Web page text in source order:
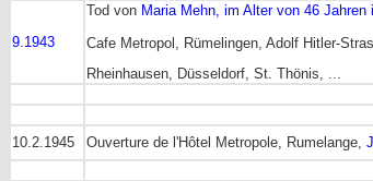
9.1943
Tod von Maria Mehn, im Alter von 46
Cafe Metropol, Rümelingen, Adolf Hitler-
Rheinhausen, Düsseldorf, St. Thönis, ...
10.2.1945 Ouverture de l'Hôtel Metropole, Rumelange,